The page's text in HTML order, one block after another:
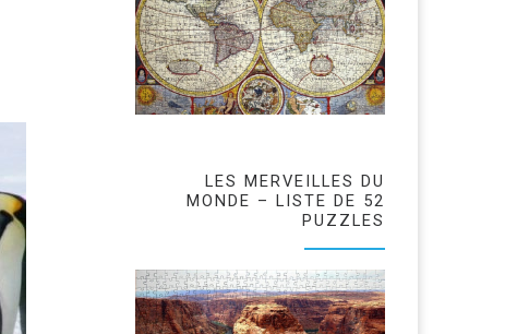
LES MERVEILLES DU
MONDE – LISTE DE 52
PUZZLES